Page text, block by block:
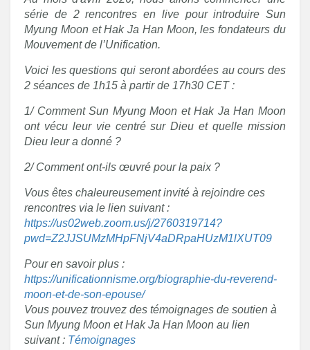
série de 2 rencontres en live pour introduire Sun
Myung Moon et Hak Ja Han Moon, les fondateurs du
Mouvement de l’Unification.
Voici les questions qui seront abordées au cours des
2 séances de 1h15 à partir de 17h30 CET :
1/ Comment Sun Myung Moon et Hak Ja Han Moon
ont vécu leur vie centré sur Dieu et quelle mission
Dieu leur a donné ?
2/ Comment ont-ils œuvré pour la paix ?
Vous êtes chaleureusement invité à rejoindre ces
rencontres via le lien suivant :
https://us02web.zoom.us/j/2760319714?
pwd=Z2JJSUMzMHpFNjV4aDRpaHUzM1lXUT09
Pour en savoir plus :
https://unificationnisme.org/biographie-du-reverend-
moon-et-de-son-epouse/
Vous pouvez trouvez des témoignages de soutien à
Sun Myung Moon et Hak Ja Han Moon au lien
suivant : Témoignages